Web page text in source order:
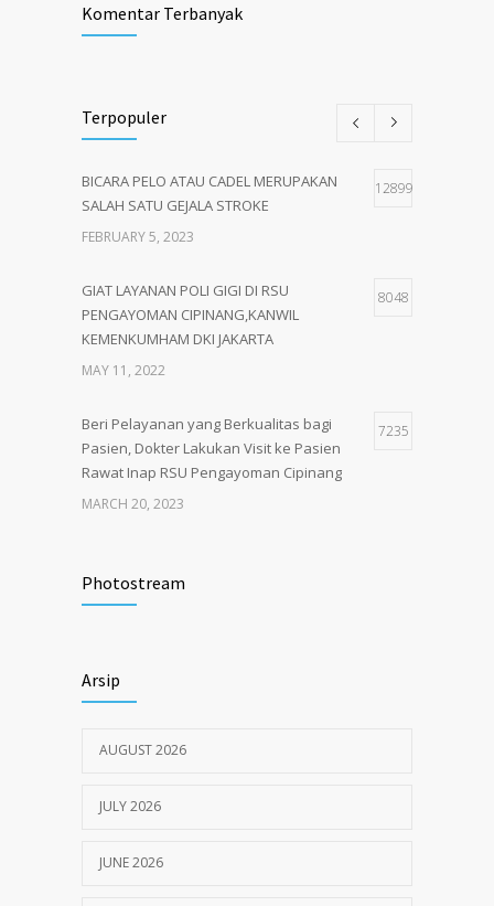
Komentar Terbanyak
Terpopuler
BICARA PELO ATAU CADEL MERUPAKAN
SALAH SATU GEJALA STROKE
12899
FEBRUARY 5, 2023
GIAT LAYANAN POLI GIGI DI RSU
PENGAYOMAN CIPINANG,KANWIL
KEMENKUMHAM DKI JAKARTA
8048
MAY 11, 2022
Beri Pelayanan yang Berkualitas bagi
Pasien, Dokter Lakukan Visit ke Pasien
Rawat Inap RSU Pengayoman Cipinang
7235
MARCH 20, 2023
RSU Pengayoman
Photostream
Arsip
AUGUST 2026
JULY 2026
JUNE 2026